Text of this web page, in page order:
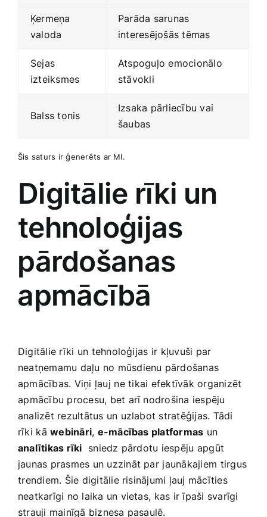
Ķermeņa
‌valoda
Parāda sarunas
interesējošās tēmas
Sejas
izteiksmes
Atspoguļo emocionālo
stāvokli
Balss tonis
Izsaka​ pārliecību vai​
šaubas
Šis saturs ‍ir ģenerēts ar MI.
Digitālie rīki un
tehnoloģijas
⁤pārdošanas
⁢apmācībā
Digitālie rīki un ⁢tehnoloģijas ir ⁢kļuvuši par
neatņemamu daļu no‍ mūsdienu ‍pārdošanas
apmācības. Viņi ļauj ⁢ne ⁣tikai efektīvāk organizēt
⁤apmācību procesu, bet arī nodrošina‌ iespēju
analizēt rezultātus un uzlabot stratēģijas. Tādi
rīki ⁢kāwebināri, e-mācības platformas un
analītikas rīki ‍ sniedz pārdotu iespēju ⁣apgūt⁢
jaunas​ prasmes un uzzināt par ⁣jaunākajiem⁣ tirgus
⁤trendiem. Šie digitālie risinājumi ļauj mācīties ​
neatkarīgi no laika ‍un vietas, ⁤kas ir ‍īpaši svarīgi
strauji mainīgā biznesa pasaulē.